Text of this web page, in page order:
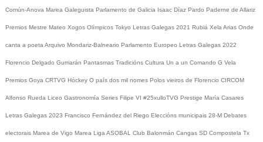
Común-Anova Marea Galeguista Parlamento de Galicia Isaac Díaz Pardo Paderne de Allariz
Premios Mestre Mateo Xogos Olímpicos Tokyo Letras Galegas 2021 Rubiá Xela Arias Onde
canta a poeta Arquivo Mondariz-Balneario Parlamento Europeo Letras Galegas 2022
Florencio Delgado Gurriarán Pantasmas Tradicións Cultura Un a un Comando G Vela
Premios Goya CRTVG Hóckey O país dos mil nomes Polos vieiros de Florencio CIRCOM
Alfonso Rueda Liceo Gastronomía Series Filipe VI #25xulloTVG Prestige María Casares
Letras Galegas 2023 Francisco Fernández del Riego Eleccións municipais 28-M Debates
electorais Marea de Vigo Marea Liga ASOBAL Club Balonmán Cangas SD Compostela Tx